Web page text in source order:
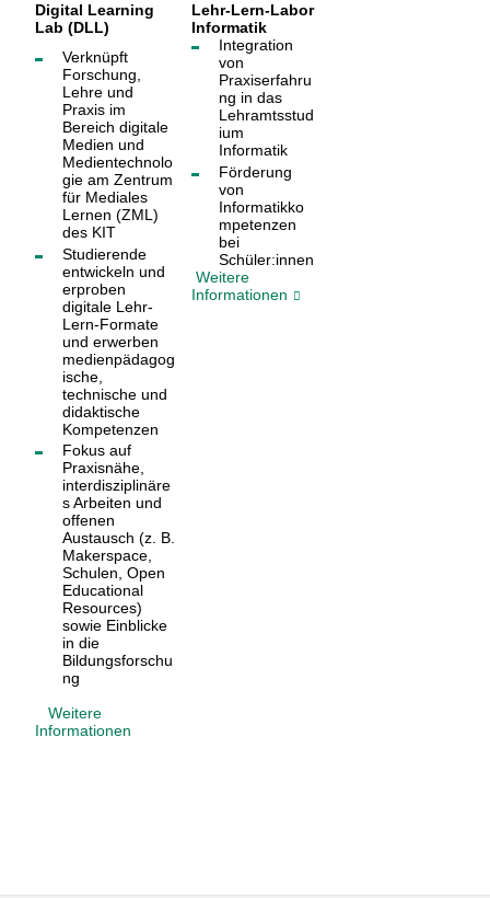
Digital Learning
Lab (DLL)
Verknüpft
Forschung,
Lehre und
Praxis im
Bereich digitale
Medien und
Medientechnolo
gie am Zentrum
für Mediales
Lernen (ZML)
des KIT
Studierende
entwickeln und
erproben
digitale Lehr-
Lern-Formate
und erwerben
medienpädagog
ische,
technische und
didaktische
Kompetenzen
Fokus auf
Praxisnähe,
interdisziplinäre
s Arbeiten und
offenen
Austausch (z. B.
Makerspace,
Schulen, Open
Educational
Resources)
sowie Einblicke
in die
Bildungsforschu
ng
Weitere
Informationen
Lehr-Lern-Labor
Informatik
Integration
von
Praxiserfahru
ng in das
Lehramtsstud
ium
Informatik
Förderung
von
Informatikko
mpetenzen
bei
Schüler:innen
Weitere
Informationen